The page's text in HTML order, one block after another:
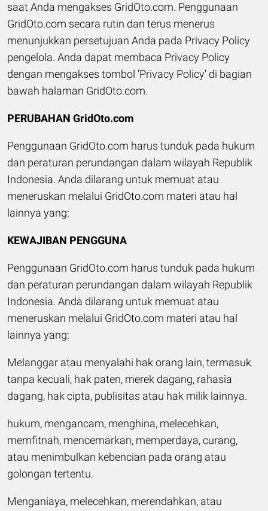
saat Anda mengakses GridOto.com. Penggunaan
GridOto.com secara rutin dan terus menerus
menunjukkan persetujuan Anda pada Privacy Policy
pengelola. Anda dapat membaca Privacy Policy
dengan mengakses tombol 'Privacy Policy' di bagian
bawah halaman GridOto.com.
PERUBAHAN GridOto.com
Penggunaan GridOto.com harus tunduk pada hukum
dan peraturan perundangan dalam wilayah Republik
Indonesia. Anda dilarang untuk memuat atau
meneruskan melalui GridOto.com materi atau hal
lainnya yang:
KEWAJIBAN PENGGUNA
Penggunaan GridOto.com harus tunduk pada hukum
dan peraturan perundangan dalam wilayah Republik
Indonesia. Anda dilarang untuk memuat atau
meneruskan melalui GridOto.com materi atau hal
lainnya yang:
Melanggar atau menyalahi hak orang lain, termasuk
tanpa kecuali, hak paten, merek dagang, rahasia
dagang, hak cipta, publisitas atau hak milik lainnya.
hukum, mengancam, menghina, melecehkan,
memfitnah, mencemarkan, memperdaya, curang,
atau menimbulkan kebencian pada orang atau
golongan tertentu.
Menganiaya, melecehkan, merendahkan, atau